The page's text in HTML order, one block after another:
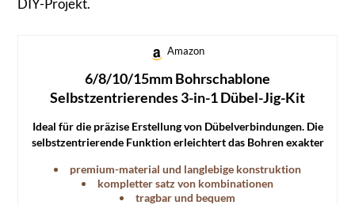
DIY-Projekt.
Amazon
6/8/10/15mm Bohrschablone
Selbstzentrierendes 3-in-1 Dübel-Jig-Kit
Ideal für die präzise Erstellung von Dübelverbindungen. Die
selbstzentrierende Funktion erleichtert das Bohren exakter
premium-material und langlebige konstruktion
kompletter satz von kombinationen
tragbar und bequem